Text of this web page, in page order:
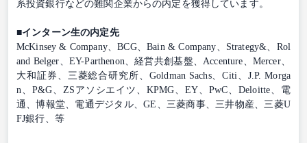
系投資銀行などの難関企業からの内定を獲得しています。
■インターン生の内定先
McKinsey & Company、BCG、Bain & Company、Strategy&、Rol
and Belger、EY-Parthenon、経営共創基盤、Accenture、Mercer、
大和証券、三菱総合研究所、Goldman Sachs、Citi、J.P. Morga
n、P&G、ZSアソシエイツ、KPMG、EY、PwC、Deloitte、電
通、博報堂、電通デジタル、GE、三菱商事、三井物産、三菱U
FJ銀行、等